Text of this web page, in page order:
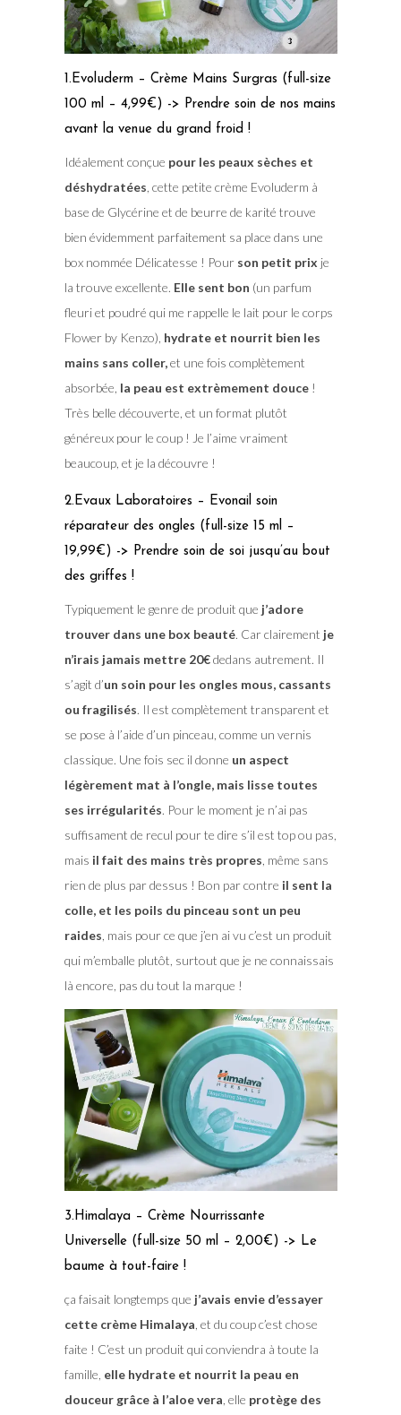
1.Evoluderm – Crème Mains Surgras (full-size
100 ml – 4,99€) -> Prendre soin de nos mains
avant la venue du grand froid !
Idéalement conçue pour les peaux sèches et
déshydratées , cette petite crème Evoluderm à
base de Glycérine et de beurre de karité trouve
bien évidemment parfaitement sa place dans une
box nommée Délicatesse ! Pour son petit prix je
la trouve excellente. Elle sent bon (un parfum
fleuri et poudré qui me rappelle le lait pour le corps
Flower by Kenzo), hydrate et nourrit bien les
mains sans coller,et une fois complètement
absorbée, la peau est extrèmement douce!
Très belle découverte, et un format plutôt
généreux pour le coup ! Je l’aime vraiment
beaucoup, et je la découvre !
2.Evaux Laboratoires – Evonail soin
réparateur des ongles (full-size 15 ml –
19,99€) -> Prendre soin de soi jusqu’au bout
des griffes !
Typiquement le genre de produit que j’adore
trouver dans une box beauté. Car clairement je
n’irais jamais mettre 20€dedans autrement. Il
s’agit d’un soin pour les ongles mous, cassants
ou fragilisés. Il est complètement transparent et
se pose à l’aide d’un pinceau, comme un vernis
classique. Une fois sec il donne un aspect
légèrement mat à l’ongle, mais lisse toutes
ses irrégularités. Pour le moment je n’ai pas
suffisament de recul pour te dire s’il est top ou pas,
mais il fait des mains très propres , même sans
rien de plus par dessus ! Bon par contre il sent la
colle, et les poils du pinceau sont un peu
raides , mais pour ce que j’en ai vu c’est un produit
qui m’emballe plutôt, surtout que je ne connaissais
là encore, pas du tout la marque !
3.Himalaya – Crème Nourrissante
Universelle (full-size 50 ml – 2,00€) -> Le
baume à tout-faire !
ça faisait longtemps que j’avais envie d’essayer
cette crème Himalaya , et du coup c’est chose
faite ! C’est un produit qui conviendra à toute la
famille, elle hydrate et nourrit la peau en
douceur grâce à l’aloe vera , elle protège des